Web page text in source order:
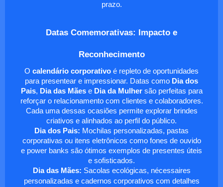
prazo.
Datas Comemorativas: Impacto e
Reconhecimento
O calendário corporativo é repleto de oportunidades
para presentear e impressionar. Datas como Dia dos
Pais, Dia das Mãese Dia da Mulhersão perfeitas para
reforçar o relacionamento com clientes e colaboradores.
Cada uma dessas ocasiões permite explorar brindes
criativos e alinhados ao perfil do público.
Dia dos Pais: Mochilas personalizadas, pastas
corporativas ou itens eletrônicos como fones de ouvido
e power banks são ótimos exemplos de presentes úteis
e sofisticados.
Dia das Mães: Sacolas ecológicas, nécessaires
personalizadas e cadernos corporativos com detalhes